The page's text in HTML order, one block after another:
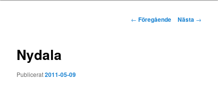
Inläggsnavigering
← Föregående Nästa →
Nydala
Publicerat2011-05-09